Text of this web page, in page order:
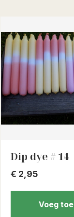
Dip dye # 14
€ 2,95
Voeg toe